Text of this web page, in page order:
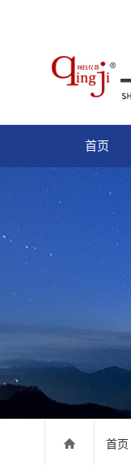
首页
首页